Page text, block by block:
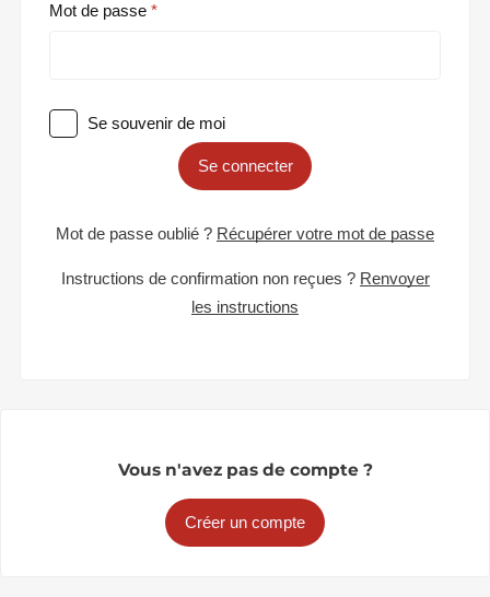
Mot de passe
Se souvenir de moi
Se connecter
Mot de passe oublié ? Récupérer votre mot de passe
Instructions de confirmation non reçues ? Renvoyer
les instructions
Vous n'avez pas de compte ?
Créer un compte